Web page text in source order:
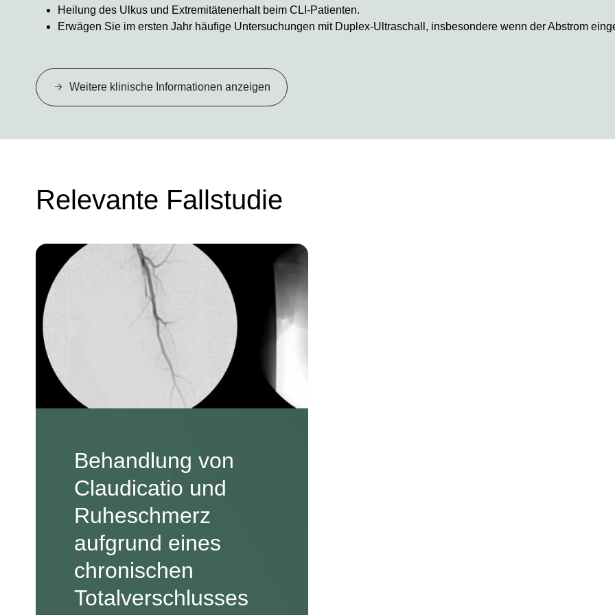
Heilung des Ulkus und Extremitätenerhalt beim CLI-Patienten.
Erwägen Sie im ersten Jahr häufige Untersuchungen mit Duplex-Ultraschall, insbesondere wenn der Abstrom
Weitere klinische Informationen anzeigen
Relevante Fallstudie
Image
Behandlung von
Claudicatio und
Ruheschmerz
aufgrund eines
chronischen
Totalverschlusses